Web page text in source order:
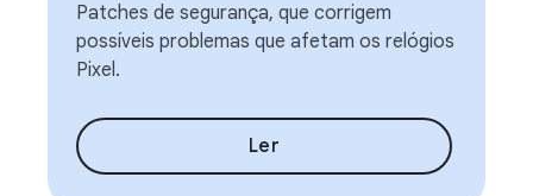
Patches de segurança, que corrigem
possíveis problemas que afetam os relógios
Pixel.
Ler